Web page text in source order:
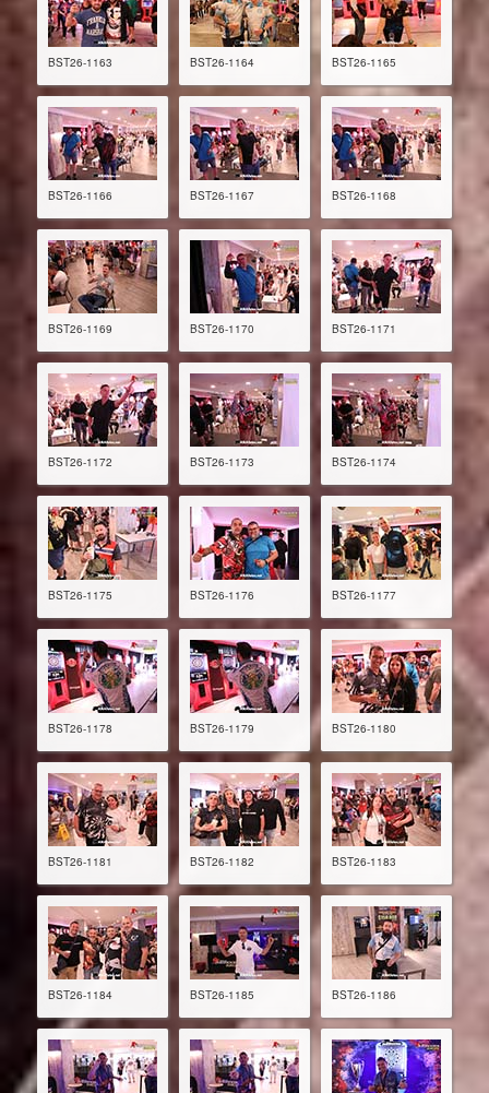
BST26-1163 BST26-1164 BST26-1165
BST26-1166 BST26-1167 BST26-1168
BST26-1169 BST26-1170 BST26-1171
BST26-1172 BST26-1173 BST26-1174
BST26-1175 BST26-1176 BST26-1177
BST26-1178 BST26-1179 BST26-1180
BST26-1181 BST26-1182 BST26-1183
BST26-1184 BST26-1185 BST26-1186